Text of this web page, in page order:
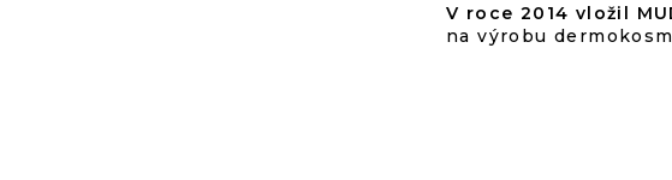
V roce 2014 vložil
na výrobu